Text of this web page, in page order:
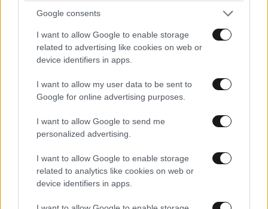
Google consents
I want to allow Google to enable storage
related to advertising like cookies on web or
device identifiers in apps.
I want to allow my user data to be sent to
Google for online advertising purposes.
I want to allow Google to send me
personalized advertising.
I want to allow Google to enable storage
related to analytics like cookies on web or
device identifiers in apps.
08·08·2026 19:12
Εριέττα Κούρκουλου – Τα 33α γενέθλια και τα
φιλιά με τον Βύρωνα Βασιλειάδη: «Καμία στιγμή